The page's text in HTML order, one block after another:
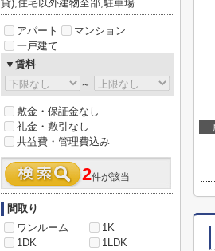
貸),住宅以外建物全部,駐車場
アパート
マンション
一戸建て
▼賃料
～
敷金・保証金なし
礼金・敷引なし
共益費・管理費込み
2件が該当
間取り
ワンルーム
1K
1DK
1LDK